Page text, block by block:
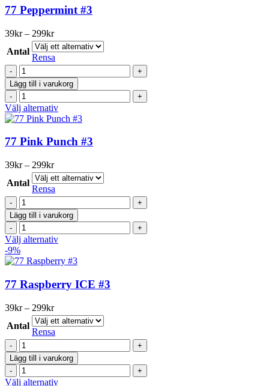
Edition
mängd
har
flera
De
olika
väljas
på
produktsidan
77 Peppermint #3
39kr – 299krPrisintervall:
39kr
till
299kr
Antal
Rensa
77
Peppermint
#3
mängd
Lägg till i varukorg
77
Peppermint
#3
Välj alternativDen
här
har
De
olika
väljas
produktsidan
77 Pink Punch #3
39kr – 299krPrisintervall:
39kr
till
299kr
Antal
Rensa
77
Pink
Punch
#3
mängd
Lägg till i varukorg
77
Pink
Punch
#3
mängd
Välj alternativDen
produkten
flera
varianter.
olika
alternativen
på
produktsidan
-9%
77 Raspberry ICE #3
39kr – 299krPrisintervall:
39kr
till
299kr
Antal
Rensa
77
Raspberry
ICE
#3
Lägg till i varukorg
77
Raspberry
Välj alternativDen